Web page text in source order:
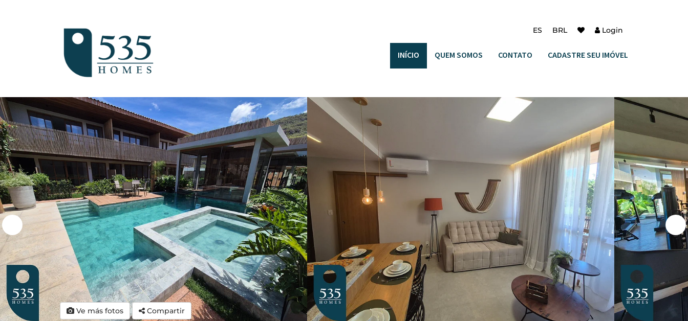
ES BRL Login
INÍCIO QUEM SOMOS CONTATO CADASTRE SEU IMÓVEL
Ve más fotos Compartir